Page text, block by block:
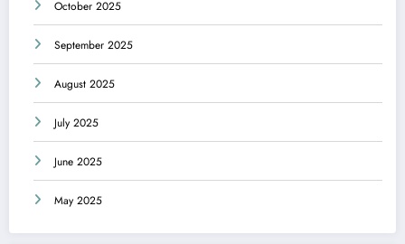
October 2025
September 2025
August 2025
July 2025
June 2025
May 2025